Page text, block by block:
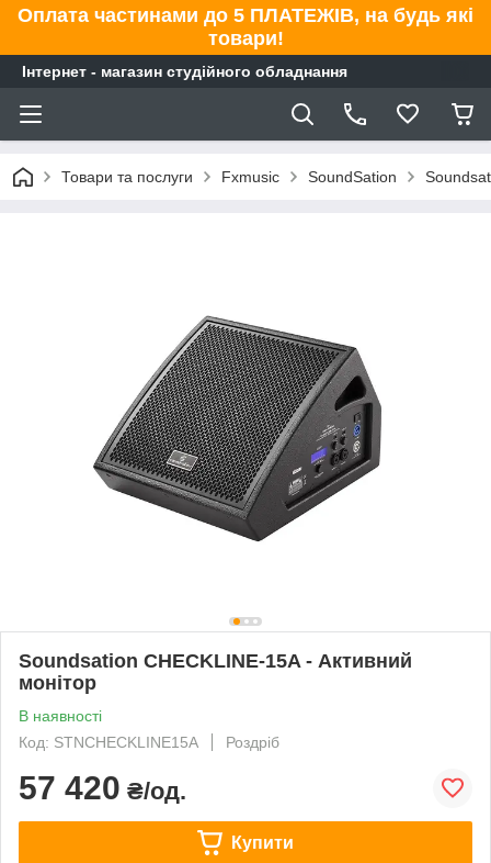
Оплата частинами до 5 ПЛАТЕЖІВ, на будь які
товари!
Інтернет - магазин студійного обладнання
Товари та послуги Fxmusic SoundSation
Soundsation CHECKLINE-15A - Активний
монітор
В наявності
Код: STNCHECKLINE15A
Роздріб
57 420 ₴/од.
Купити